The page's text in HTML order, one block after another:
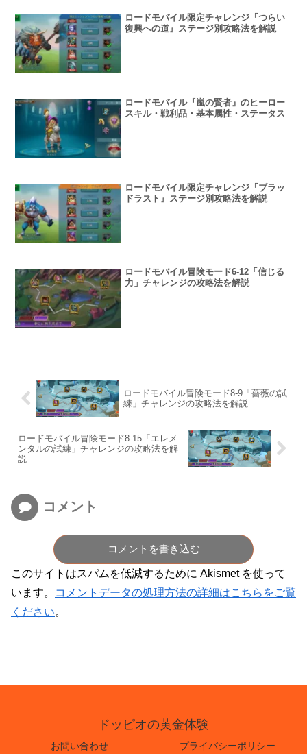
ロードモバイル限定チャレンジ『つらい
復興への道』ステージ別攻略法を解説
ロードモバイル『嵐の賢者』のヒーロー
スキル・戦利品・基本属性・ステータス
ロードモバイル限定チャレンジ『ブラッ
ドラスト』ステージ別攻略法を解説
ロードモバイル冒険モード6-12「信じる
力」チャレンジの攻略法を解説
ロードモバイル冒険モード8-9「薔薇の試
練」チャレンジの攻略法を解説
ロードモバイル冒険モード8-15「エレメ
ンタルの試練」チャレンジの攻略法を解
説
コメント
コメントを書き込む
このサイトはスパムを低減するために Akismet を使って
います。
コメントデータの処理方法の詳細はこちらをご覧
ください。
ドッピオの黄金体験
お問い合わせ プライバシーポリシー